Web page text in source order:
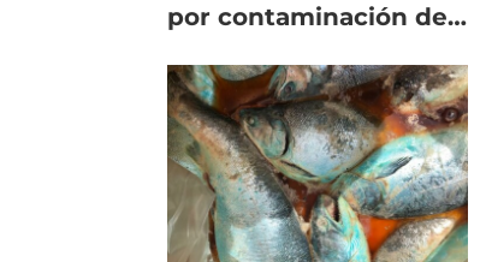
por contaminación de